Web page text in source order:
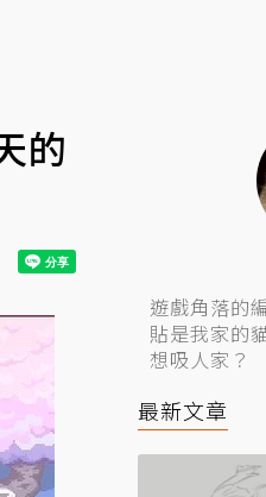
的
遊戲角落的
貼是我家的
想吸人家？
最新文章